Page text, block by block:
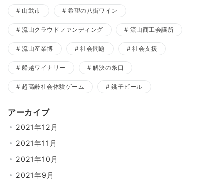
山武市 希望の八街ワイン
流山クラウドファンディング 流山商工会議所
流山産業博 社会問題 社会支援
船越ワイナリー 解決の糸口
超高齢社会体験ゲーム 銚子ビール
アーカイブ
2021年12月
2021年11月
2021年10月
2021年9月